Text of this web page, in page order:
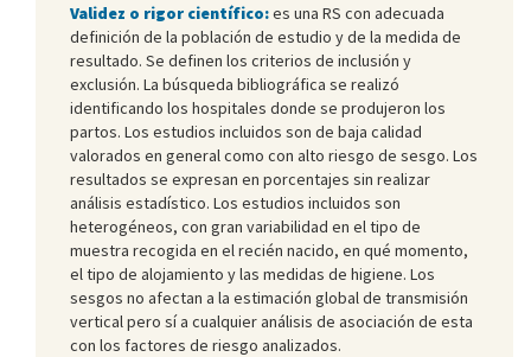
Validez o rigor científico:es una RS con adecuada
definición de la población de estudio y de la medida de
resultado. Se definen los criterios de inclusión y
exclusión. La búsqueda bibliográfica se realizó
identificando los hospitales donde se produjeron los
partos. Los estudios incluidos son de baja calidad
valorados en general como con alto riesgo de sesgo. Los
resultados se expresan en porcentajes sin realizar
análisis estadístico. Los estudios incluidos son
heterogéneos, con gran variabilidad en el tipo de
muestra recogida en el recién nacido, en qué momento,
el tipo de alojamiento y las medidas de higiene. Los
sesgos no afectan a la estimación global de transmisión
vertical pero sí a cualquier análisis de asociación de esta
con los factores de riesgo analizados.